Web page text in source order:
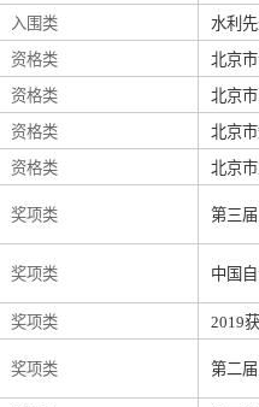
入围类
水利
资格类
北京
资格类
北京
资格类
北京
资格类
北京
奖项类 第三
奖项类 中国
奖项类 2019
奖项类 第二